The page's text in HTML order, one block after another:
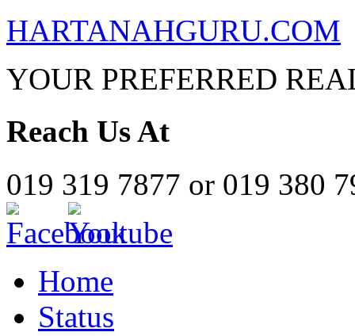
HARTANAHGURU.COM
YOUR PREFERRED
Reach Us At
019 319 7877 or 019 380
Home
Status